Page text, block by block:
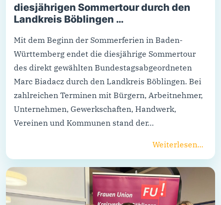
diesjährigen Sommertour durch den
Landkreis Böblingen …
Mit dem Beginn der Sommerferien in Baden-
Württemberg endet die diesjährige Sommertour
des direkt gewählten Bundestagsabgeordneten
Marc Biadacz durch den Landkreis Böblingen. Bei
zahlreichen Terminen mit Bürgern, Arbeitnehmer,
Unternehmen, Gewerkschaften, Handwerk,
Vereinen und Kommunen stand der…
Weiterlesen...